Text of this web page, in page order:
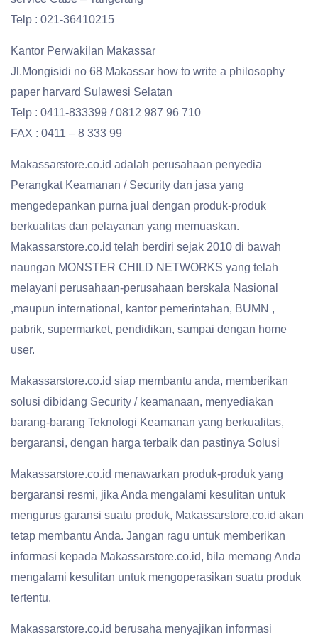
Telp : 021-36410215
Kantor Perwakilan Makassar
Jl.Mongisidi no 68 Makassar how to write a philosophy
paper harvard Sulawesi Selatan
Telp : 0411-833399 / 0812 987 96 710
FAX : 0411 – 8 333 99
Makassarstore.co.id adalah perusahaan penyedia
Perangkat Keamanan / Security dan jasa yang
mengedepankan purna jual dengan produk-produk
berkualitas dan pelayanan yang memuaskan.
Makassarstore.co.id telah berdiri sejak 2010 di bawah
naungan MONSTER CHILD NETWORKS yang telah
melayani perusahaan-perusahaan berskala Nasional
,maupun international, kantor pemerintahan, BUMN ,
pabrik, supermarket, pendidikan, sampai dengan home
user.
Makassarstore.co.id siap membantu anda, memberikan
solusi dibidang Security / keamanaan, menyediakan
barang-barang Teknologi Keamanan yang berkualitas,
bergaransi, dengan harga terbaik dan pastinya Solusi
Makassarstore.co.id menawarkan produk-produk yang
bergaransi resmi, jika Anda mengalami kesulitan untuk
mengurus garansi suatu produk, Makassarstore.co.id akan
tetap membantu Anda. Jangan ragu untuk memberikan
informasi kepada Makassarstore.co.id, bila memang Anda
mengalami kesulitan untuk mengoperasikan suatu produk
tertentu.
Makassarstore.co.id berusaha menyajikan informasi